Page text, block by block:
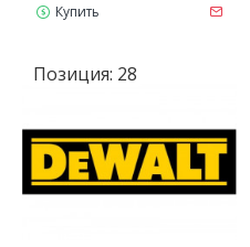
Купить
Позиция: 28